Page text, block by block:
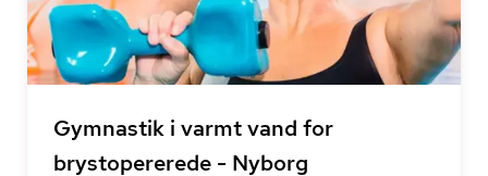
Gymnastik i varmt vand for
brystopererede - Nyborg